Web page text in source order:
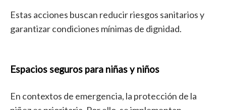
Estas acciones buscan reducir riesgos sanitarios y
garantizar condiciones mínimas de dignidad.
Espacios seguros para niñas y niños
En contextos de emergencia, la protección de la